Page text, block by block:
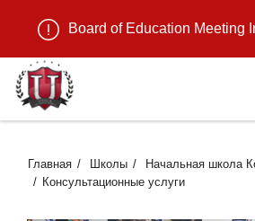
Board of Education Meeting Information
Главная Школы Начальная школа
Консультационные услуги